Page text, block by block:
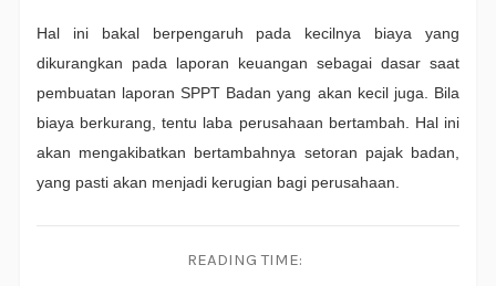
Hal ini bakal berpengaruh pada kecilnya biaya yang
dikurangkan pada laporan keuangan sebagai dasar saat
pembuatan laporan SPPT Badan yang akan kecil juga. Bila
biaya berkurang, tentu laba perusahaan bertambah. Hal ini
akan mengakibatkan bertambahnya setoran pajak badan,
yang pasti akan menjadi kerugian bagi perusahaan.
READING TIME: